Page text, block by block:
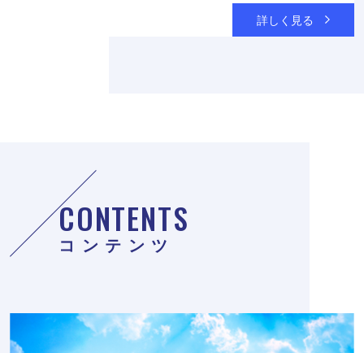
詳しく見る
CONTENTS
コンテンツ